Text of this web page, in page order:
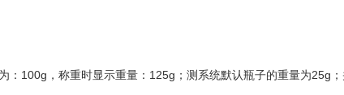
100g，称重时显示重量：125g；测系统默认瓶子的重量为25g；